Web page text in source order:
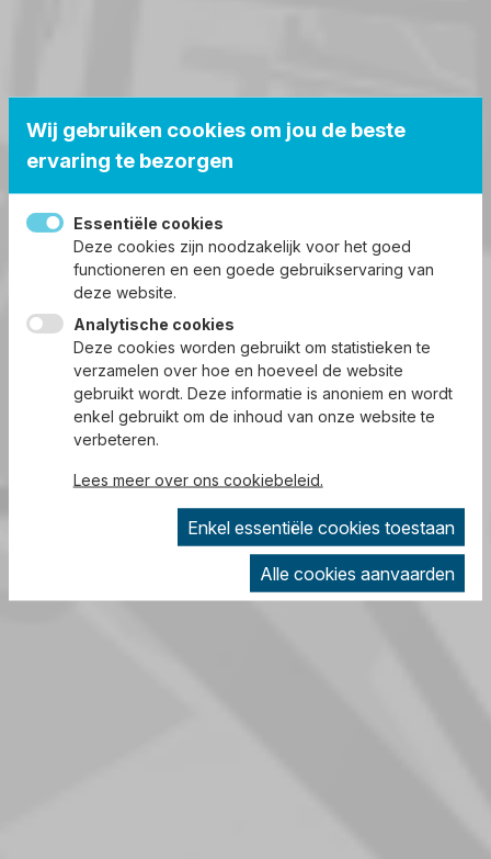
Wij gebruiken cookies om jou de beste
ervaring te bezorgen
Essentiële cookies
Deze cookies zijn noodzakelijk voor het goed
functioneren en een goede gebruikservaring van
deze website.
Analytische cookies
Deze cookies worden gebruikt om statistieken te
verzamelen over hoe en hoeveel de website
gebruikt wordt. Deze informatie is anoniem en wordt
enkel gebruikt om de inhoud van onze website te
verbeteren.
Lees meer over ons cookiebeleid.
Enkel essentiële cookies toestaan
Alle cookies aanvaarden